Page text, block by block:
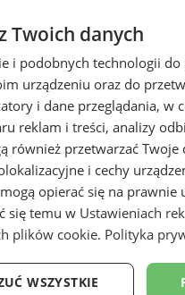
Twoich danych
i podobnych technologii do
urządzeniu oraz do
i dane przeglądania, w
reklam i treści, analizy
również przetwarzać
i cechy
opierać się na prawnie
się temu w Ustawieniach
plików cookie. Polityka
WSZYSTKIE